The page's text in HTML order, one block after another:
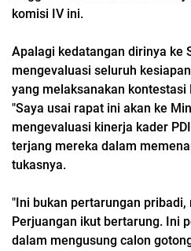
komisi IV ini.
Apalagi kedatangan dirinya ke
mengevaluasi seluruh
yang melaksanakan
"Saya usai rapat ini akan ke
mengevaluasi kinerja kader
terjang mereka dalam
tukasnya.
"Ini bukan pertarungan pribadi,
Perjuangan ikut bertarung. Ini
dalam mengusung calon